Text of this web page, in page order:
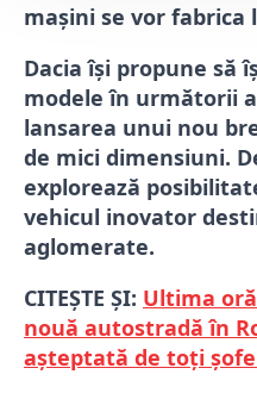
mașini se vor fabrica
Dacia își propune să
modele în următorii
lansarea unui nou
de mici dimensiuni.
explorează
vehicul inovator
aglomerate.
CITEȘTE ȘI: Ultima
nouă autostradă în
așteptată de toți